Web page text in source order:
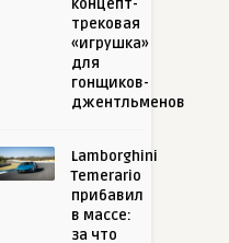
концепт-
трековая
«игрушка»
для
гонщиков-
джентльменов
Lamborghini
Temerario
прибавил
в массе:
за что